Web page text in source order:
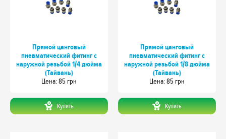
Прямой цанговый
пневматический фитинг с
наружной резьбой 1/4 дюйма
(Тайвань)
Цeна: 85 грн
Купить
Прямой цанговый
пневматический фитинг с
наружной резьбой 1/8 дюйма
(Тайвань)
Цeна: 85 грн
Купить